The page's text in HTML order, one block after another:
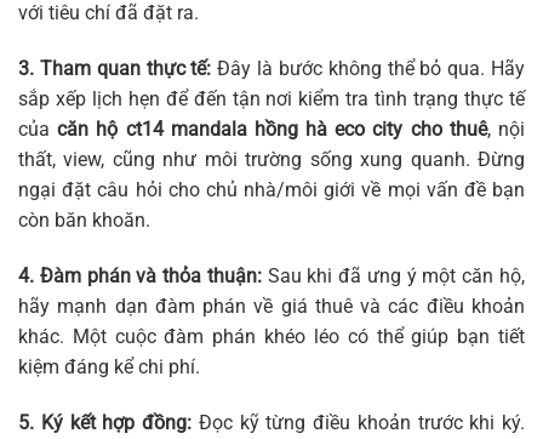
với tiêu chí đã đặt ra.
3. Tham quan thực tế: Đây là bước không thể bỏ qua. Hãy
sắp xếp lịch hẹn để đến tận nơi kiểm tra tình trạng thực tế
củacăn hộ ct14 mandala hồng hà eco city cho thuê, nội
thất, view, cũng như môi trường sống xung quanh. Đừng
ngại đặt câu hỏi cho chủ nhà/môi giới về mọi vấn đề bạn
còn băn khoăn.
4. Đàm phán và thỏa thuận:Sau khi đã ưng ý một căn hộ,
hãy mạnh dạn đàm phán về giá thuê và các điều khoản
khác. Một cuộc đàm phán khéo léo có thể giúp bạn tiết
kiệm đáng kể chi phí.
5. Ký kết hợp đồng: Đọc kỹ từng điều khoản trước khi ký.